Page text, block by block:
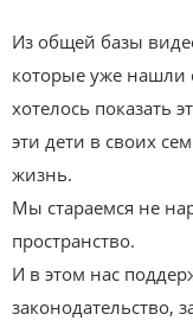
Из общей базы
которые уже нашли
хотелось показать
эти дети в своих
жизнь.
Мы стараемся не
пространство.
И в этом нас
законодательство,